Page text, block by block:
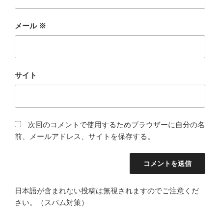
メール ※
サイト
次回のコメントで使用するためブラウザーに自分の名
前、メールアドレス、サイトを保存する。
日本語が含まれない投稿は無視されますのでご注意くだ
さい。（スパム対策）